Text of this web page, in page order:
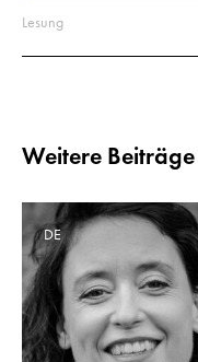
Lesung
Weitere Beiträge
DE